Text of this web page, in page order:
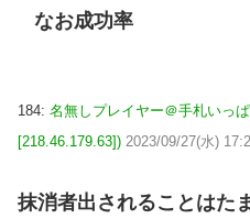
なお成功率
184: 名無しプレイヤー＠手札いっ
[218.46.179.63]) 2023/09/27(水)
抹消者出されることはた